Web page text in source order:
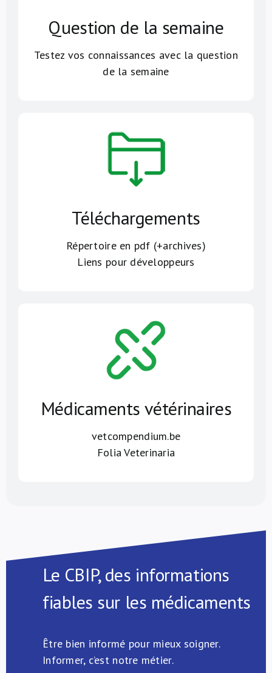
Question de la semaine
Testez vos connaissances avec la question
de la semaine
Téléchargements
Répertoire en pdf (+archives)
Liens pour développeurs
Médicaments vétérinaires
vetcompendium.be
Folia Veterinaria
Le CBIP, des informations
fiables sur les médicaments
Être bien informé pour mieux soigner.
Informer, c’est notre métier.